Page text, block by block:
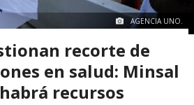
AGENCIA UNO.
recorte de
en salud: Minsal
recursos